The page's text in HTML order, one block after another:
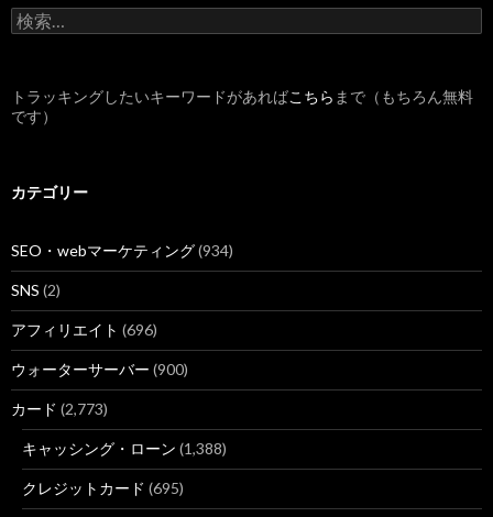
6 http://www.kosovo-cfa.org/都内の看護師求人に学歴は脈絡い
8 http:// nurse-cube.com /350466/
9 http://
年齢や学歴、所属先、都道府県で徹底比較！ - 看護師転職119
8 https://
看護師求人の求人・仕事 - 2017年6月 | Indeed.com
学歴不問 の 看護師・准看護師 のアルバイト・バイト求人 ... -
7 https://townwork.net
検
索
トラッキングしたいキーワードがあればこちら まで（もちろん無料
です）
カテゴリー
SEO・webマーケティング(934)
SNS (2)
アフィリエイト (696)
ウォーターサーバー (900)
カード (2,773)
キャッシング・ローン (1,388)
クレジットカード (695)